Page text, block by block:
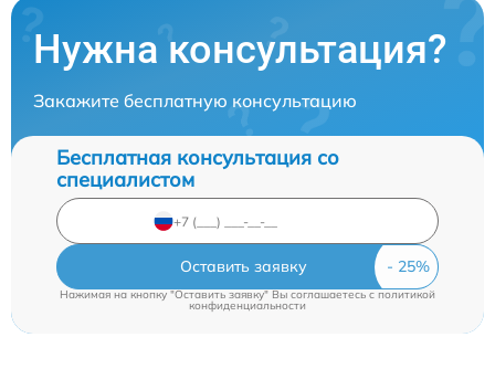
Нужна консультация?
Закажите бесплатную консультацию
Бесплатная консультация со
специалистом
Оставить заявку
Нажимая на кнопку "Оставить заявку" Вы соглашаетесь c политикой
конфиденциальности